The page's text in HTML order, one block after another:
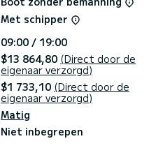
Met schipper
09:00 / 19:00
$13 864,80 (Direct door de
eigenaar verzorgd)
$1 733,10 (Direct door de
eigenaar verzorgd)
Matig
Niet inbegrepen